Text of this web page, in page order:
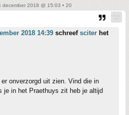
december 2018 @ 15:03 • 20
2018 14:39 schreef sciter het
onverzorgd uit zien. Vind die in
je in het Praethuys zit heb je altijd